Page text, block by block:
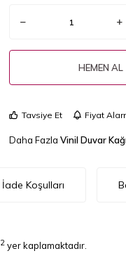
HEMEN AL
Tavsiye Et Fiyat
Daha Fazla Vinil Duvar
İade Koşulları
2 yer kaplamaktadır.